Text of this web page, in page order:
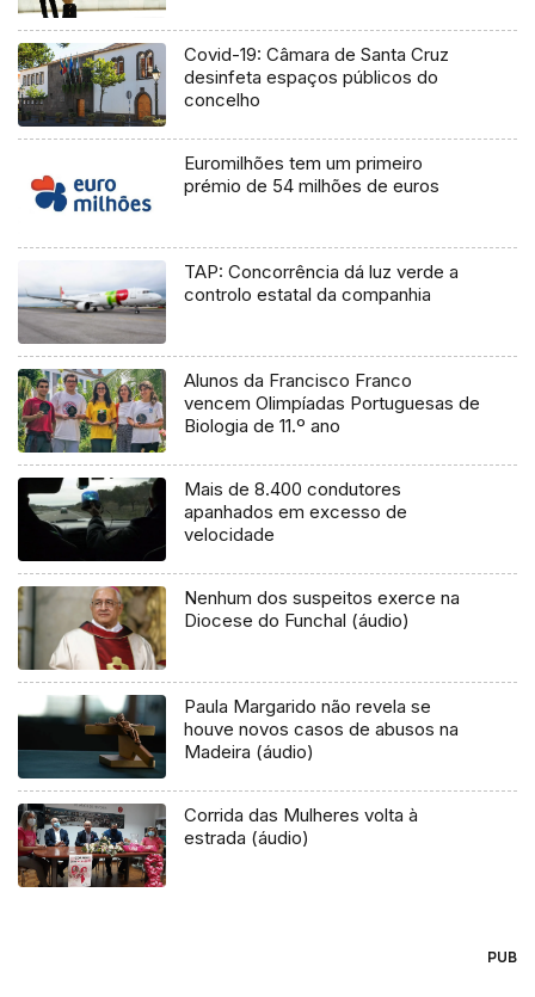
Covid-19: Câmara de Santa Cruz
desinfeta espaços públicos do
concelho
Euromilhões tem um primeiro
prémio de 54 milhões de euros
TAP: Concorrência dá luz verde a
controlo estatal da companhia
Alunos da Francisco Franco
vencem Olimpíadas Portuguesas de
Biologia de 11.º ano
Mais de 8.400 condutores
apanhados em excesso de
velocidade
Nenhum dos suspeitos exerce na
Diocese do Funchal (áudio)
Paula Margarido não revela se
houve novos casos de abusos na
Madeira (áudio)
Corrida das Mulheres volta à
estrada (áudio)
PUB